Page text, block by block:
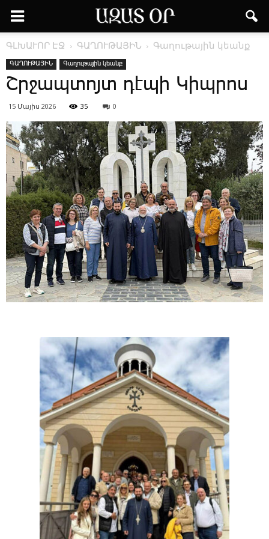
ԳԼԽԱՒՈՐ ԷՋ ԳԱՂՈՒԹԱՅԻՆ Գաղութային կեանք
ԳԱՂՈՒԹԱՅԻՆ Գաղութային կեանք
Շր­ջապ­տոյտ դէ­պի ­Կիպ­րոս
15 Մայիս 2026 35 0